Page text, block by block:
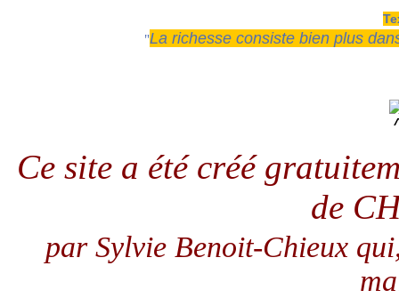
"La richesse consiste bien plus
Ce site a été créé
de
par Sylvie Benoit-Chieux